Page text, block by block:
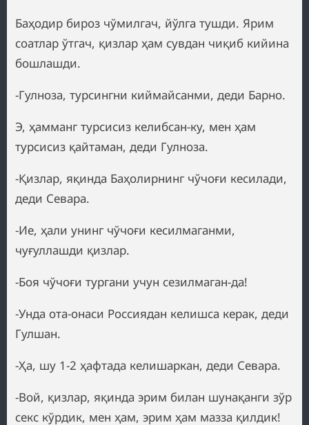
Баҳодир бироз чўмилгач, йўлга тушди. Ярим
соатлар ўтгач, қизлар ҳам сувдан чиқиб кийина
бошлашди.
-Гулноза, турсингни киймайсанми, деди Барно.
Э, ҳамманг турсисиз келибсан-ку, мен ҳам
турсисиз қайтаман, деди Гулноза.
-Қизлар, яқинда Баҳолирнинг чўчоғи кесилади,
деди Севара.
-Ие, ҳали унинг чўчоғи кесилмаганми,
чуғуллашди қизлар.
-Боя чўчоғи тургани учун сезилмаган-да!
-Унда ота-онаси Россиядан келишса керак, деди
Гулшан.
-Ҳа, шу 1-2 ҳафтада келишаркан, деди Севара.
-Вой, қизлар, яқинда эрим билан шунақанги зўр
секс кўрдик, мен ҳам, эрим ҳам мазза қилдик!